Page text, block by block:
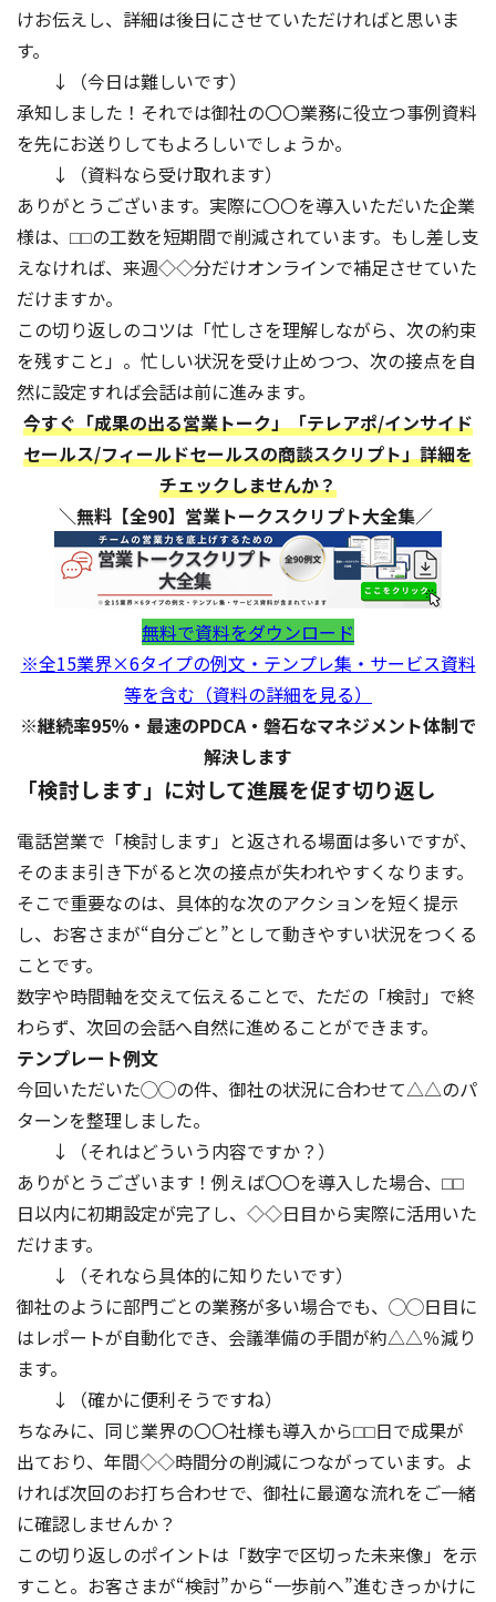
けお伝えし、詳細は後日にさせていただければと思いま
す。
↓（今日は難しいです）
承知しました！それでは御社の〇〇業務に役立つ事例資料
を先にお送りしてもよろしいでしょうか。
↓（資料なら受け取れます）
ありがとうございます。実際に〇〇を導入いただいた企業
様は、⬜︎⬜︎の工数を短期間で削減されています。もし差し支
えなければ、来週◇◇分だけオンラインで補足させていた
だけますか。
この切り返しのコツは「忙しさを理解しながら、次の約束
を残すこと」。忙しい状況を受け止めつつ、次の接点を自
然に設定すれば会話は前に進みます。
今すぐ「成果の出る営業トーク」「テレアポ/インサイド
セールス/フィールドセールスの商談スクリプト」詳細を
チェックしませんか？
＼無料【全90】営業トークスクリプト大全集／
無料で資料をダウンロード
※全15業界×6タイプの例文・テンプレ集・サービス資料
等を含む（資料の詳細を見る）
※継続率95％・最速のPDCA・磐石なマネジメント体制で
解決します
「検討します」に対して進展を促す切り返し
電話営業で「検討します」と返される場面は多いですが、
そのまま引き下がると次の接点が失われやすくなります。
そこで重要なのは、具体的な次のアクションを短く提示
し、お客さまが“自分ごと”として動きやすい状況をつくる
ことです。
数字や時間軸を交えて伝えることで、ただの「検討」で終
わらず、次回の会話へ自然に進めることができます。
テンプレート例文
今回いただいた◯◯の件、御社の状況に合わせて△△のパ
ターンを整理しました。
↓（それはどういう内容ですか？）
ありがとうございます！例えば〇〇を導入した場合、⬜︎⬜︎
日以内に初期設定が完了し、◇◇日目から実際に活用いた
だけます。
↓（それなら具体的に知りたいです）
御社のように部門ごとの業務が多い場合でも、◯◯日目に
はレポートが自動化でき、会議準備の手間が約△△％減り
ます。
↓（確かに便利そうですね）
ちなみに、同じ業界の〇〇社様も導入から⬜︎⬜︎日で成果が
出ており、年間◇◇時間分の削減につながっています。よ
ければ次回のお打ち合わせで、御社に最適な流れをご一緒
に確認しませんか？
この切り返しのポイントは「数字で区切った未来像」を示
すこと。お客さまが“検討”から“一歩前へ”進むきっかけに